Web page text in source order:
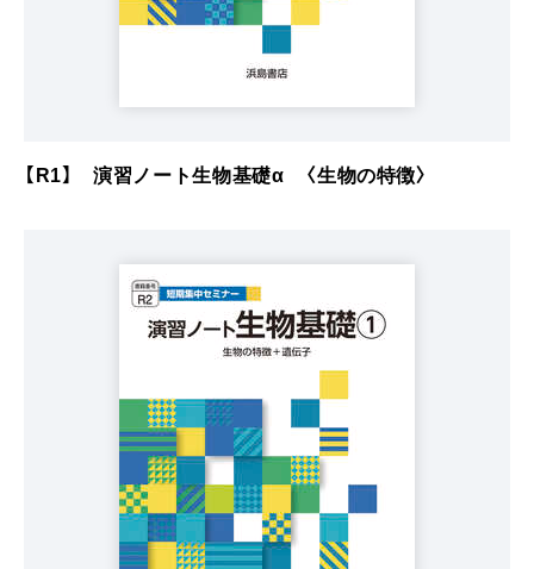
【R1】 演習ノート生物基礎α 〈生物の特徴〉